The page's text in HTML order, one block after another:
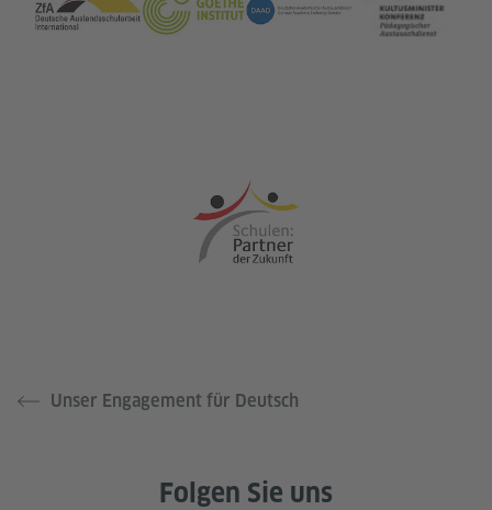
Unser Engagement für Deutsch
Folgen Sie uns